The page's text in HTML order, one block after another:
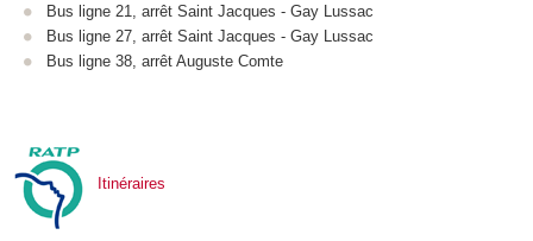
Bus ligne 21, arrêt Saint Jacques - Gay Lussac
Bus ligne 27, arrêt Saint Jacques - Gay Lussac
Bus ligne 38, arrêt Auguste Comte
Itinéraires